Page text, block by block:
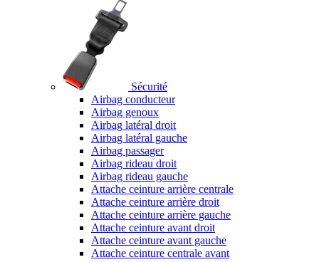
Sécurité
Airbag conducteur
Airbag genoux
Airbag latéral droit
Airbag latéral gauche
Airbag passager
Airbag rideau droit
Airbag rideau gauche
Attache ceinture arrière centrale
Attache ceinture arrière droit
Attache ceinture arrière gauche
Attache ceinture avant droit
Attache ceinture avant gauche
Attache ceinture centrale avant